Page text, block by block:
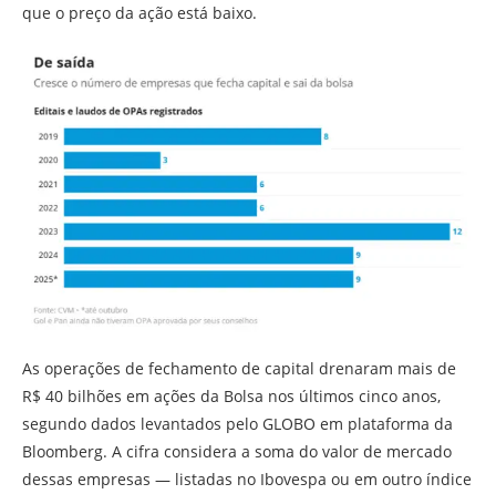
que o preço da ação está baixo.
As operações de fechamento de capital drenaram mais de
R$ 40 bilhões em ações da Bolsa nos últimos cinco anos,
segundo dados levantados pelo GLOBO em plataforma da
Bloomberg. A cifra considera a soma do valor de mercado
dessas empresas — listadas no Ibovespa ou em outro índice